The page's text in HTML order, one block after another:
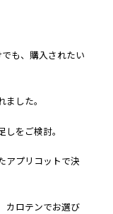
も、購入されたい
した。
をご検討。
アプリコットで決
ロテンでお選び